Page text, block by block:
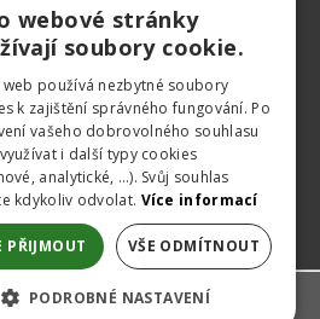
o regionu
ENGLISH
webové stránky
soubory cookie.
používá nezbytné soubory
k zajištění správného fungování. Po
vašeho dobrovolného souhlasu
i další typy cookies
analytické, …). Svůj souhlas
kdykoliv odvolat. Více informací
PŘIJMOUT VŠE ODMÍTNOUT
PODROBNÉ NASTAVENÍ